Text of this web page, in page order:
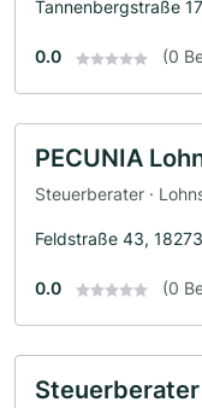
Tannenbergstraße
0.0 (0
PECUNIA
Steuerberater ·
Feldstraße 43,
0.0 (0